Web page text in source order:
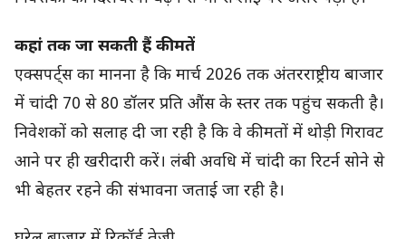
कहां तक जा सकती हैं कीमतें
एक्सपर्ट्स का मानना है कि मार्च 2026 तक अंतरराष्ट्रीय बाजार
में चांदी 70 से 80 डॉलर प्रति औंस के स्तर तक पहुंच सकती है।
निवेशकों को सलाह दी जा रही है कि वे कीमतों में थोड़ी गिरावट
आने पर ही खरीदारी करें। लंबी अवधि में चांदी का रिटर्न सोने से
भी बेहतर रहने की संभावना जताई जा रही है।